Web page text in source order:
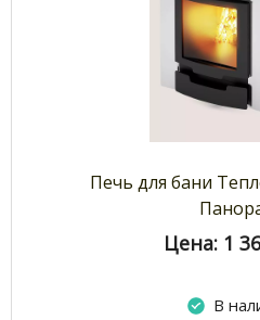
Печь для бани
Цена: 1
В